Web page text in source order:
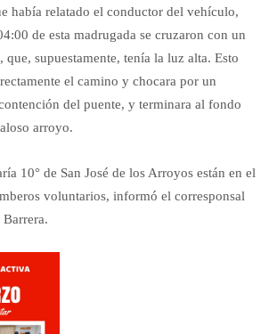
había relatado el conductor del vehículo,
de esta madrugada se cruzaron con un
que, supuestamente, tenía la luz alta. Esto
el camino y chocara por un
del puente, y terminara al fondo
arroyo.
10° de San José de los Arroyos están en el
voluntarios, informó el corresponsal